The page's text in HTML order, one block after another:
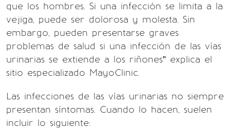
que los hombres. Si una infección se limita a la
vejiga, puede ser dolorosa y molesta. Sin
embargo, pueden presentarse graves
problemas de salud si una infección de las vías
urinarias se extiende a los riñones” explica el
sitio especializado MayoClinic.
Las infecciones de las vías urinarias no siempre
presentan síntomas. Cuando lo hacen, suelen
incluir lo siguiente: